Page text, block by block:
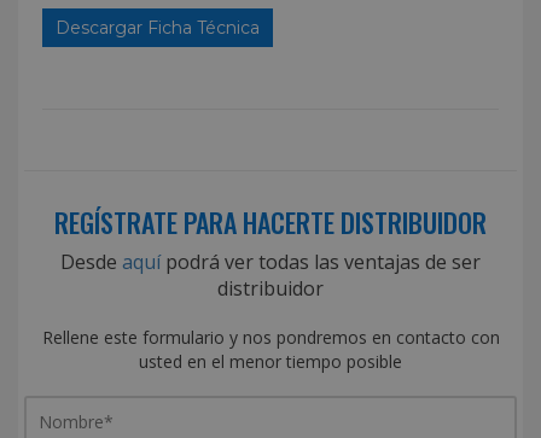
Descargar Ficha Técnica
REGÍSTRATE PARA HACERTE DISTRIBUIDOR
Desde aquípodrá ver todas las ventajas de ser
distribuidor
Rellene este formulario y nos pondremos en contacto con
usted en el menor tiempo posible